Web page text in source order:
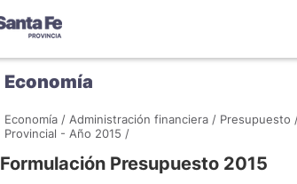
Economía
Economía / Administración financiera / Presupuesto
Provincial - Año 2015 /
Formulación Presupuesto 2015